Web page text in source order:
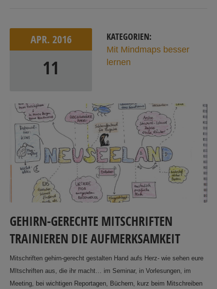
APR. 2016
11
KATEGORIEN:
Mit Mindmaps besser
lernen
GEHIRN-GERECHTE MITSCHRIFTEN
TRAINIEREN DIE AUFMERKSAMKEIT
Mitschriften gehirn-gerecht gestalten Hand aufs Herz- wie sehen eure
MItschriften aus, die ihr macht… im Seminar, in Vorlesungen, im
Meeting, bei wichtigen Reportagen, Büchern, kurz beim Mitschreiben